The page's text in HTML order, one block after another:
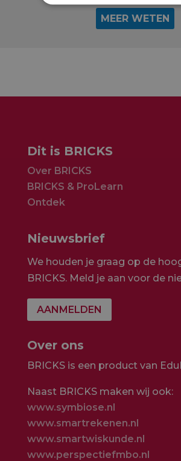
MEER WETEN
Dit is BRICKS
Over BRICKS
BRICKS & ProLearn
Ontdek
Nieuwsbrief
We houden je graag op de
BRICKS. Meld je aan voor de
AANMELDEN
Over ons
BRICKS is een product van
Naast BRICKS maken wij ook:
www.symbiose.nl
www.smartrekenen.nl
www.smartwiskunde.nl
www.perspectiefmbo.nl